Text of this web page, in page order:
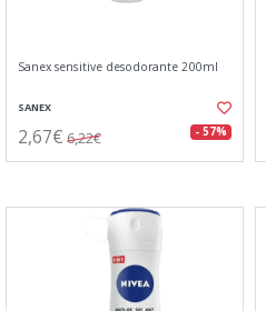
Sanex sensitive desodorante 200ml
SANEX
2,67€ 6,22€ - 57%